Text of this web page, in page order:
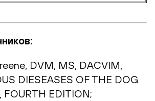
DVM, MS, DACVIM,
DIESEASES OF THE DOG
FOURTH EDITION;